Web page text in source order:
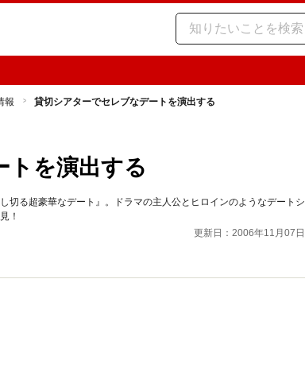
報 貸切シアターでセレブなデートを演出する
トを演出する
切る超豪華なデート』。ドラマの主人公とヒロインのようなデートシ
！
更新日：2006年11月07日